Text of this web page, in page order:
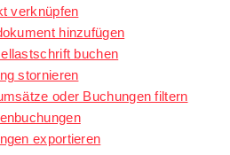
verknüpfen
hinzufügen
buchen
stornieren
oder Buchungen filtern
exportieren